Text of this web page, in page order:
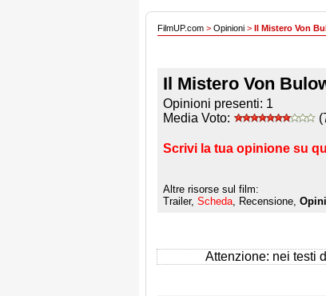
FilmUP.com > Opinioni > Il Mistero Von
Il Mistero Von
Opinioni presenti: 1
Media Voto:
Scrivi la tua opinione su
Altre risorse sul film:
Trailer, Scheda , Recensione,
Attenzione: nei testi